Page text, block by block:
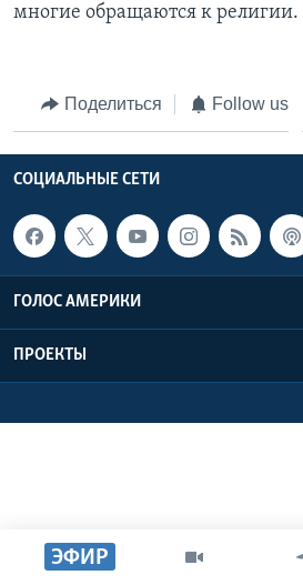
НЬЮ-ЙОРК NEW YORK
Learning English
СОЦИАЛЬНЫЕ СЕТИ
Языки
ЭФИР
многие обращаются к религии.
Поделиться Follow us
СОЦИАЛЬНЫЕ СЕТИ
ГОЛОС АМЕРИКИ
ПРОЕКТЫ